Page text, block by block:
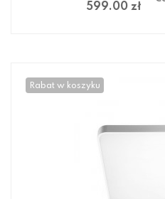
599.00 zł
Rabat w koszyku